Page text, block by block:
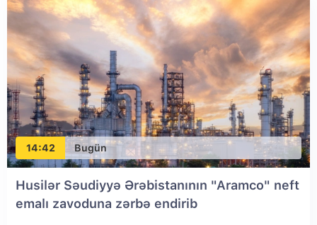
14:42 Bugün
Husilər Səudiyyə Ərəbistanının "Aramco" neft
emalı zavoduna zərbə endirib